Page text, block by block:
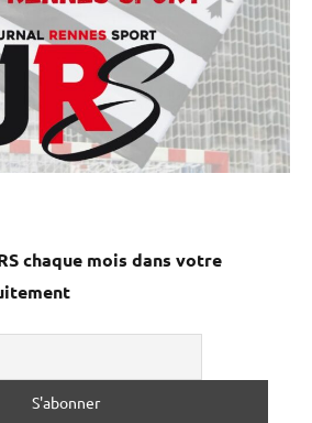
chaque mois dans votre